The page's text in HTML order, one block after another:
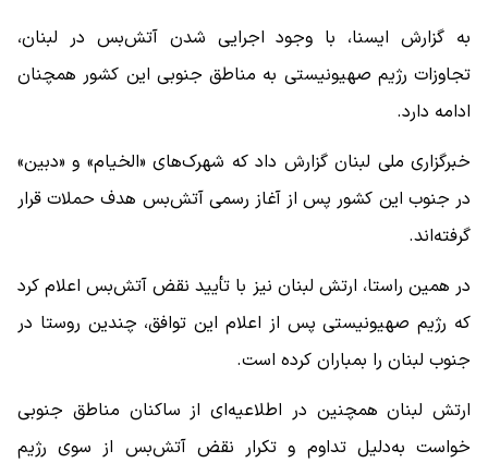
به گزارش ایسنا، با وجود اجرایی شدن آتش‌بس در لبنان،
تجاوزات رژیم صهیونیستی به مناطق جنوبی این کشور همچنان
ادامه دارد.
خبرگزاری ملی لبنان گزارش داد که شهرک‌های «الخیام» و «دبین»
در جنوب این کشور پس از آغاز رسمی آتش‌بس هدف حملات قرار
گرفته‌اند.
در همین راستا، ارتش لبنان نیز با تأیید نقض آتش‌بس اعلام کرد
که رژیم صهیونیستی پس از اعلام این توافق، چندین روستا در
جنوب لبنان را بمباران کرده است.
ارتش لبنان همچنین در اطلاعیه‌ای از ساکنان مناطق جنوبی
خواست به‌دلیل تداوم و تکرار نقض آتش‌بس از سوی رژیم